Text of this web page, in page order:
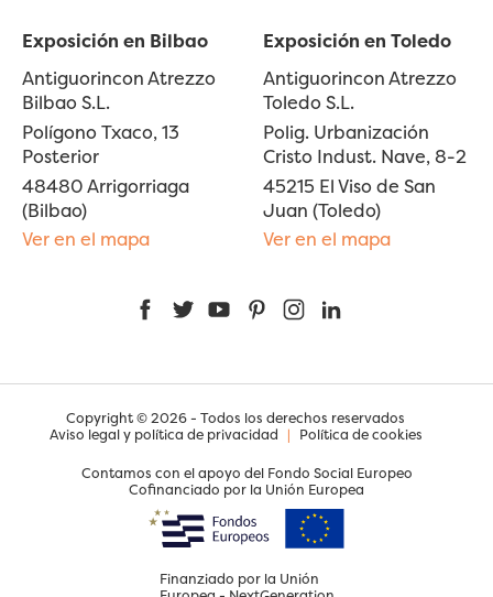
Exposición en Bilbao
Antiguorincon Atrezzo
Bilbao S.L.
Polígono Txaco, 13
Posterior
48480 Arrigorriaga
(Bilbao)
Ver en el mapa
Exposición en Toledo
Antiguorincon Atrezzo
Toledo S.L.
Polig. Urbanización
Cristo Indust. Nave, 8-2
45215 El Viso de San
Juan (Toledo)
Ver en el mapa
FacebookTwitterYouTubePinterestInstagram
Copyright © 2026 - Todos los derechos reservados
Aviso legal y política de privacidad | Política de cookies
Contamos con el apoyo del Fondo Social Europeo
Cofinanciado por la Unión Europea
Finanziado por la Unión